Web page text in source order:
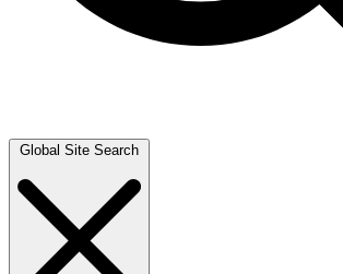
Global Site Search